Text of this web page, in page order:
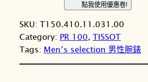
N
T
$
S
O
T
天
梭
點我使用優惠卷!
SKU: T150.410.11.031.00
Category: PR 100, TISSOT
Tags: Men′s selection 男性腕錶